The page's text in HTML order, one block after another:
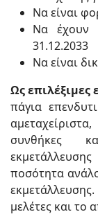
Να είναι
Να έχουν
31.12.2033
Να είναι
Ως επιλέξιμες
πάγια
συνθήκες
ποσότητα
μελέτες και το